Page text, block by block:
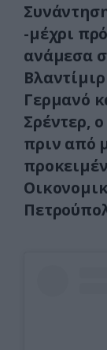
-μέχρι
ανάμεσα
Γερμανό
Σρέντερ,
πριν από